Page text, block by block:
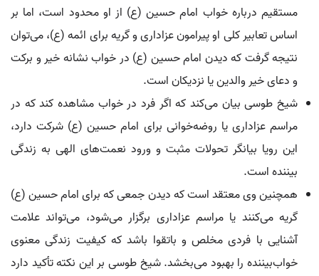
مستقیم درباره خواب امام حسین (ع) از او محدود است، اما بر
اساس تعابیر کلی او پیرامون عزاداری و گریه برای ائمه (ع)، می‌توان
نتیجه گرفت که دیدن امام حسین (ع) در خواب نشانه خیر و برکت
و دعای خیر والدین یا نزدیکان است.
شیخ طوسی بیان می‌کند که اگر فرد در خواب مشاهده کند که در
مراسم عزاداری یا روضه‌خوانی برای امام حسین (ع) شرکت دارد،
این رویا بیانگر تحولات مثبت و ورود نعمت‌های الهی به زندگی
بیننده است.
همچنین وی معتقد است که دیدن جمعی که برای امام حسین (ع)
گریه می‌کنند یا مراسم عزاداری برگزار می‌شود، می‌تواند علامت
آشنایی با فردی مخلص و باتقوا باشد که کیفیت زندگی معنوی
خواب‌بیننده را بهبود می‌بخشد. شیخ طوسی بر این نکته تأکید دارد